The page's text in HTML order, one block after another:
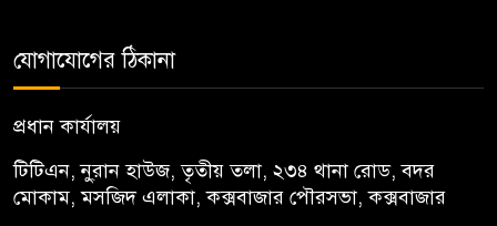
যোগাযোগের ঠিকানা
প্রধান কার্যালয়
টিটিএন, নু্রান হাউজ, তৃতীয় তলা, ২৩৪ থানা রোড, বদর
মোকাম, মসজিদ এলাকা, কক্সবাজার পৌরসভা, কক্সবাজার